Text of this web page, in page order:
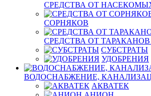
СРЕДСТВА ОТ
СОРНЯКОВ
СРЕДСТВА ОТ
СУБСТРАТЫ
УДОБРЕНИЯ
ВОДОСНАБЖЕНИЕ,
АКВАТЕК